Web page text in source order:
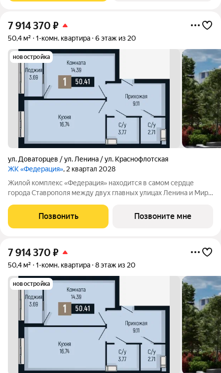
7 914 370 ₽
50,4 м² 1-комн. квартира 6 этаж из 20
новостройка
ул. Доваторцев / ул. Ленина / ул. Краснофлотская
ЖК «Федерация», 2 квартал 2028
Жилой комплекс «Федерация» находится в самом сердце
города Ставрополя между двух главных улицах Ленина и Мира,
Доваторцев. Зеленый двор способен придать новый уровень
качеству жизни, а его хозяину
Позвонить Позвоните мне
7 914 370 ₽
50,4 м² 1-комн. квартира 8 этаж из 20
новостройка